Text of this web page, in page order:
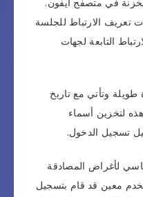
تعريف الارتباط للجلسة
التابعة لجهات
طويلة وتأتي مع تاريخ
هذه لتخزين أسماء
تسجيل الدخول.
لأغراض المصادقة
معين قد قام بتسجيل